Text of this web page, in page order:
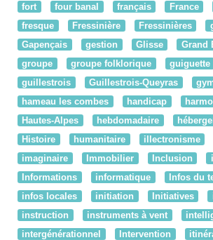
fort
four banal français France
fresque
Fressinière Fressinières
Gapençais
gestion Glisse
Grand
groupe
groupe folklorique guiguette
guillestrois
Guillestrois-Queyras
hameau les combes
handicap
Hautes-Alpes
hebdomadaire
Histoire
humanitaire illectronisme
imaginaire
Immobilier Inclusion
Informations
informatique
Infos du
infos locales
initiation Initiatives
instruction
instruments à vent
intergénérationnel
Intervention